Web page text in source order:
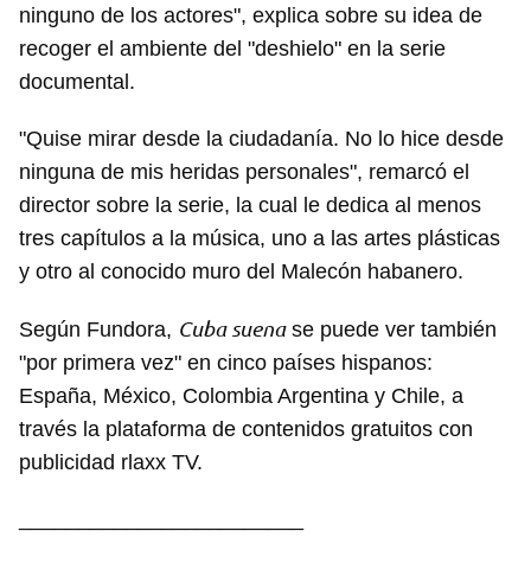
Para poder guardar como favorito, primero has de
iniciar sesión con tu cuenta de 14ymedio.
ninguno de los actores", explica sobre su idea de
recoger el ambiente del "deshielo" en la serie
documental.
"Quise mirar desde la ciudadanía. No lo hice desde
ninguna de mis heridas personales", remarcó el
director sobre la serie, la cual le dedica al menos
tres capítulos a la música, uno a las artes plásticas
y otro al conocido muro del Malecón habanero.
Según Fundora, Cuba suenase puede ver también
"por primera vez" en cinco países hispanos:
España, México, Colombia Argentina y Chile, a
través la plataforma de contenidos gratuitos con
publicidad rlaxx TV.